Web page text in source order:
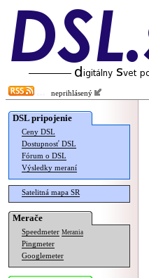
neprihlásený
DSL pripojenie
Ceny DSL
Dostupnosť DSL
Fórum o DSL
Výsledky meraní
Satelitná mapa SR
Merače
Speedmeter Merania
Pingmeter
Googlemeter